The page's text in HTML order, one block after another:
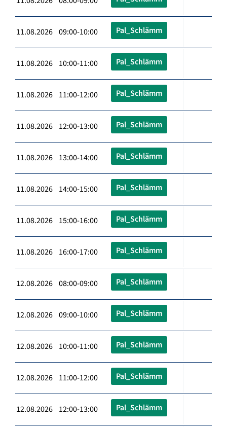
11.08.2026 09:00-10:00 Pal_Schlämm
11.08.2026 10:00-11:00 Pal_Schlämm
11.08.2026 11:00-12:00 Pal_Schlämm
11.08.2026 12:00-13:00 Pal_Schlämm
11.08.2026 13:00-14:00 Pal_Schlämm
11.08.2026 14:00-15:00 Pal_Schlämm
11.08.2026 15:00-16:00 Pal_Schlämm
11.08.2026 16:00-17:00 Pal_Schlämm
12.08.2026 08:00-09:00 Pal_Schlämm
12.08.2026 09:00-10:00 Pal_Schlämm
12.08.2026 10:00-11:00 Pal_Schlämm
12.08.2026 11:00-12:00 Pal_Schlämm
12.08.2026 12:00-13:00 Pal_Schlämm